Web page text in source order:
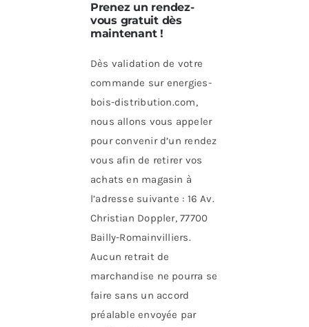
Prenez un rendez-
vous gratuit dès
maintenant !
Dès validation de votre
commande sur energies-
bois-distribution.com,
nous allons vous appeler
pour convenir d’un rendez
vous afin de retirer vos
achats en magasin à
l’adresse suivante : 16 Av.
Christian Doppler, 77700
Bailly-Romainvilliers.
Aucun retrait de
marchandise ne pourra se
faire sans un accord
préalable envoyée par